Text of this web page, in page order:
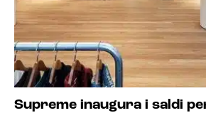
Supreme inaugura i saldi